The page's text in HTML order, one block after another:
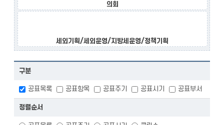
의회
세외기획/세외운영/지방세운영/정책기획
구분
공표목록 공표항목 공표주기 공표시기 공표부서
정렬순서